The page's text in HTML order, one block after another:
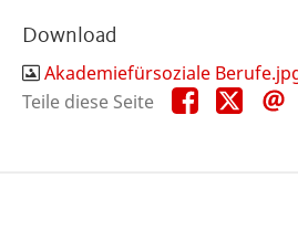
Download
Akademiefürsoziale
Teile diese Seite
Teile
diese
Teile
diese